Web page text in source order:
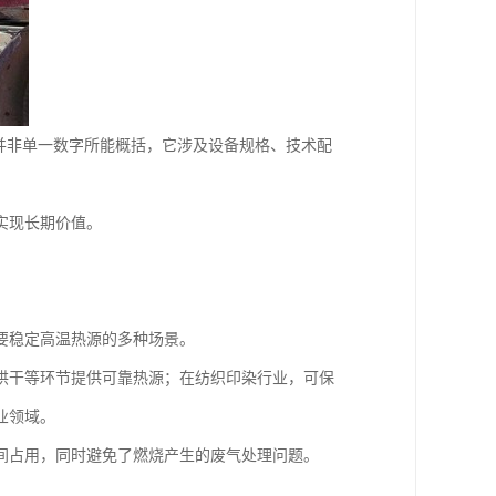
单一数字所能概括，它涉及设备规格、技术配
长期价值。
定高温热源的多种场景。
等环节提供可靠热源；在纺织印染行业，可保
域。
用，同时避免了燃烧产生的废气处理问题。